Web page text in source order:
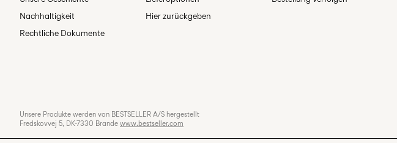
Nachhaltigkeit
Rechtliche Dokumente
Hier zurückgeben
Unsere Produkte werden von BESTSELLER A/S hergestellt
Fredskovvej 5, DK-7330 Brande www.bestseller.com